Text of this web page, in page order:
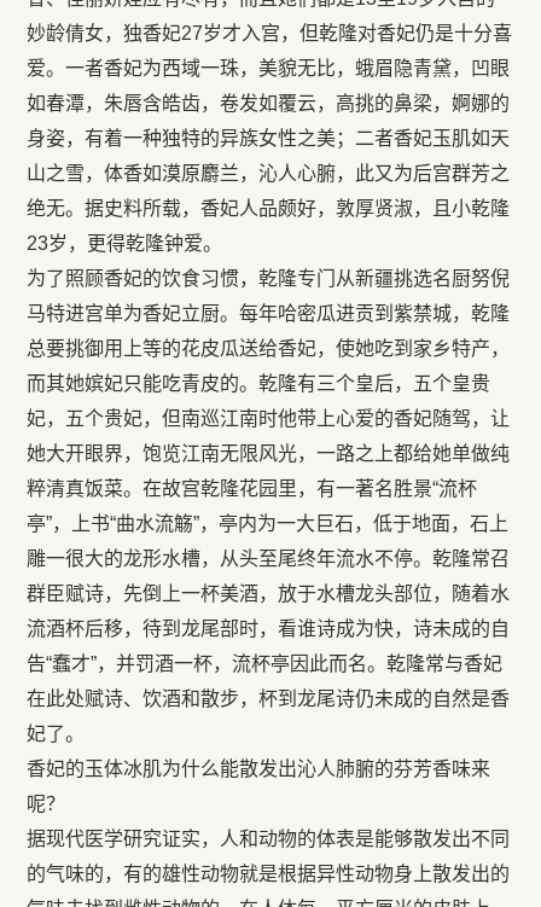
妙龄倩女，独香妃27岁才入宫，但乾隆对香妃仍是十分喜
爱。一者香妃为西域一珠，美貌无比，蛾眉隐青黛，凹眼
如春潭，朱唇含皓齿，卷发如覆云，高挑的鼻梁，婀娜的
身姿，有着一种独特的异族女性之美；二者香妃玉肌如天
山之雪，体香如漠原麝兰，沁人心腑，此又为后宫群芳之
绝无。据史料所载，香妃人品颇好，敦厚贤淑，且小乾隆
23岁，更得乾隆钟爱。
为了照顾香妃的饮食习惯，乾隆专门从新疆挑选名厨努倪
马特进宫单为香妃立厨。每年哈密瓜进贡到紫禁城，乾隆
总要挑御用上等的花皮瓜送给香妃，使她吃到家乡特产，
而其她嫔妃只能吃青皮的。乾隆有三个皇后，五个皇贵
妃，五个贵妃，但南巡江南时他带上心爱的香妃随驾，让
她大开眼界，饱览江南无限风光，一路之上都给她单做纯
粹清真饭菜。在故宫乾隆花园里，有一著名胜景“流杯
亭”，上书“曲水流觞”，亭内为一大巨石，低于地面，石上
雕一很大的龙形水槽，从头至尾终年流水不停。乾隆常召
群臣赋诗，先倒上一杯美酒，放于水槽龙头部位，随着水
流酒杯后移，待到龙尾部时，看谁诗成为快，诗未成的自
告“蠢才”，并罚酒一杯，流杯亭因此而名。乾隆常与香妃
在此处赋诗、饮酒和散步，杯到龙尾诗仍未成的自然是香
妃了。
香妃的玉体冰肌为什么能散发出沁人肺腑的芬芳香味来
呢？
据现代医学研究证实，人和动物的体表是能够散发出不同
的气味的，有的雄性动物就是根据异性动物身上散发出的